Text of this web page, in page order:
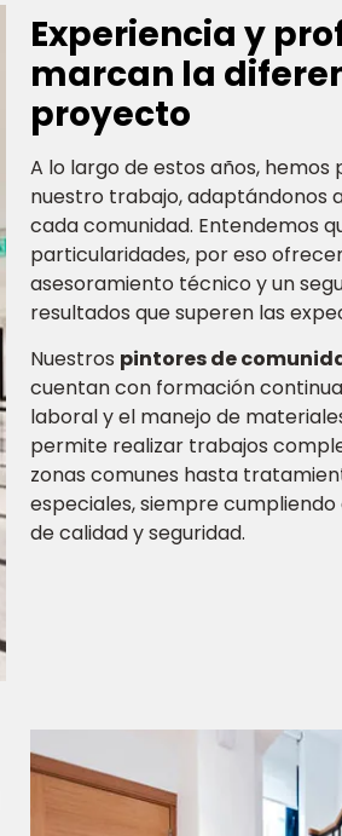
Experiencia y
marcan la
proyecto
A lo largo de estos años,
nuestro trabajo, adaptándonos
cada comunidad. Entendemos
particularidades, por eso
asesoramiento técnico y un
resultados que superen las
Nuestros pintores de
cuentan con formación
laboral y el manejo de
permite realizar trabajos
zonas comunes hasta
especiales, siempre
de calidad y seguridad.